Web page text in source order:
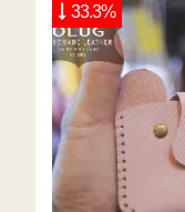
33.3%